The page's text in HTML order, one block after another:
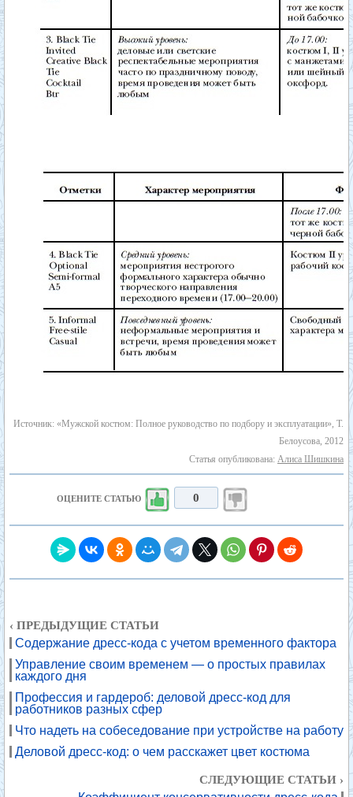
Источник: «Мужской костюм: Полное руководство по подбору и эксплуатации», Т.
Белоусова, 2012
Статья опубликована: Алиса Шишкина
ОЦЕНИТЕ СТАТЬЮ 0
‹ ПРЕДЫДУЩИЕ СТАТЬИ
Содержание дресс-кода с учетом временного фактора
Управление своим временем — о простых правилах
каждого дня
Профессия и гардероб: деловой дресс-код для
работников разных сфер
Что надеть на собеседование при устройстве на работу
Деловой дресс-код: о чем расскажет цвет костюма
СЛЕДУЮЩИЕ СТАТЬИ ›